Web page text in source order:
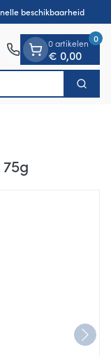
beschikbaarheid
Zoek
0 artikelen
€ 0,00
0